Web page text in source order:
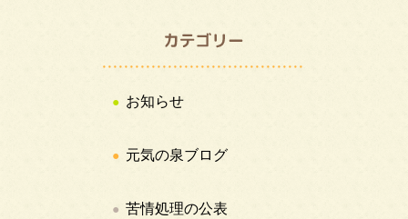
お知らせ
元気の泉ブログ
苦情処理の公表